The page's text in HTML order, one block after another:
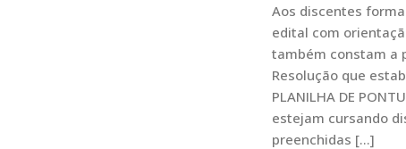
Aos discentes
edital com
também constam a
Resolução que
PLANILHA DE
estejam cursando
preenchidas […]